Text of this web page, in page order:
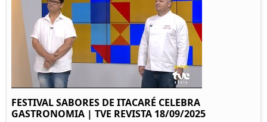
FESTIVAL SABORES DE ITACARÉ CELEBRA
GASTRONOMIA | TVE REVISTA 18/09/2025